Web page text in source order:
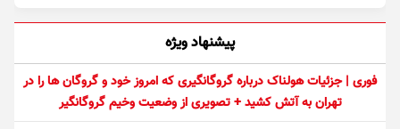
پیشنهاد ویژه
فوری | جزئیات هولناک درباره گروگانگیری که امروز خود و گروگان ها را در
تهران به آتش کشید + تصویری از وضعیت وخیم گروگانگیر